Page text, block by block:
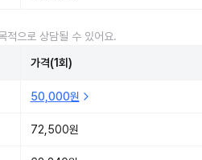
적으로 상담될 수 있어요.
가격(1회)
50,000원
72,500원